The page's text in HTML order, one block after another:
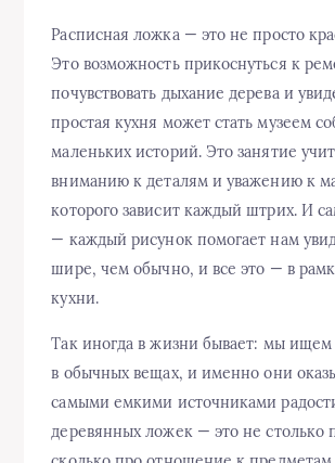
Расписная ложка — это не просто
Это возможность прикоснуться к
почувствовать дыхание дерева и
простая кухня может стать музеем
маленьких историй. Это занятие
вниманию к деталям и уважению к
которого зависит каждый штрих. И
— каждый рисунок помогает нам
шире, чем обычно, и все это — в
кухни.
Так иногда в жизни бывает: мы ищем
в обычных вещах, и именно они
самыми емкими источниками
деревянных ложек — это не столько